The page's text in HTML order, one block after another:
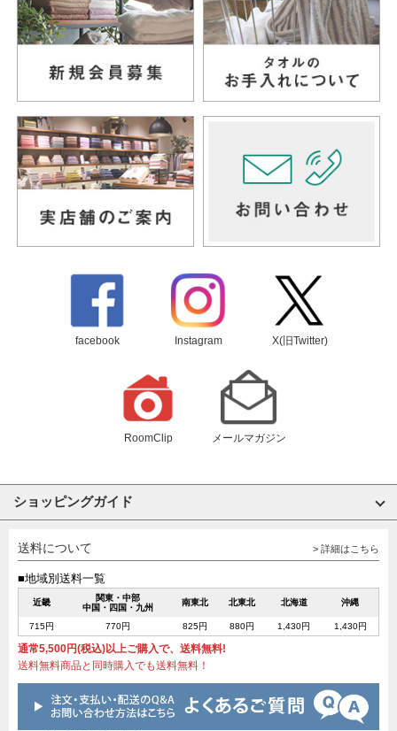
facebook Instagram X(旧Twitter)
RoomClip メールマガジン
ショッピングガイド
送料について > 詳細はこちら
■地域別送料一覧
近畿
関東・中部
中国・四国・九州
南東北 北東北 北海道 沖縄
715円 770円 825円 880円 1,430円 1,430円
通常5,500円(税込)以上ご購入で、送料無料!
送料無料商品と同時購入でも送料無料！